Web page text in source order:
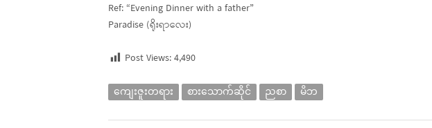
Ref: “Evening Dinner with a father”
Paradise (ရိုးရာလေး)
Post Views:4,490
ကျေးဇူးတရား စားသောက်ဆိုင် ညစာ မိဘ